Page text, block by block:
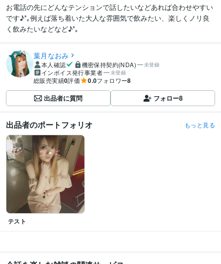
お電話の先にどんなテンションで話したいなどあれば合わせやすい
です♪*｡例えば落ち着いた大人な雰囲気で飲みたい、楽しくノリ良
く飲みたいなどなど♪*｡
葉月なおみ
本人確認 機密保持契約(NDA) 未登録
インボイス発行事業者 未登録
総販売実績0評価 0.0フォロワー8
出品者に質問 フォロー8
出品者のポートフォリオ もっと見る
テスト